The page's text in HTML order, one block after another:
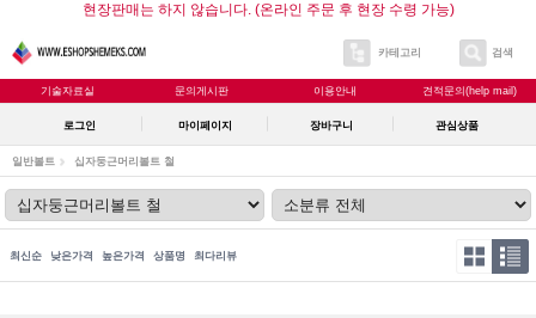
현장판매는 하지 않습니다. (온라인 주문 후 현장 수령 가능)
카테고리 검색
기술자료실 문의게시판 이용안내 견적문의(help mail)
로그인 마이페이지 장바구니 관심상품
일반볼트 십자둥근머리볼트 철
최신순 낮은가격 높은가격 상품명 최다리뷰